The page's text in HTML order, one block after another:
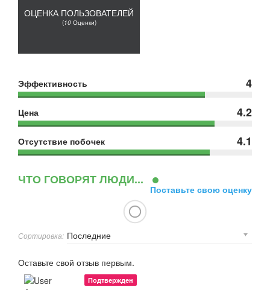
ОЦЕНКА ПОЛЬЗОВАТЕЛЕЙ
(10Оценки)
Эффективность 4
Цена 4.2
Отсутствие побочек 4.1
ЧТО ГОВОРЯТ ЛЮДИ...
Поставьте свою оценку
Сортировка:
Оставьте свой отзыв первым.
Подтвержден